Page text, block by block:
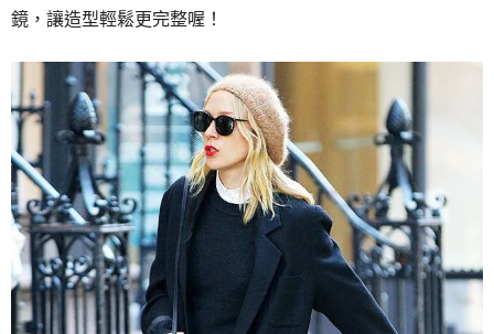
鏡，讓造型輕鬆更完整喔！